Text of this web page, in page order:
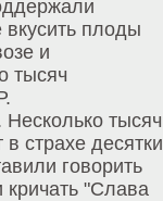
плоды
и
тысяч
тысяч
страхе десятки
говорить
кричать "Слава